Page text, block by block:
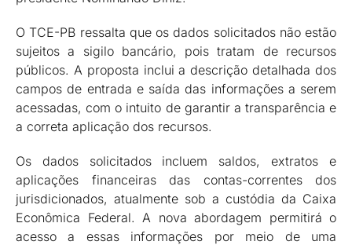
O TCE-PB ressalta que os dados solicitados não estão
sujeitos a sigilo bancário, pois tratam de recursos
públicos. A proposta inclui a descrição detalhada dos
campos de entrada e saída das informações a serem
acessadas, com o intuito de garantir a transparência e
a correta aplicação dos recursos.
Os dados solicitados incluem saldos, extratos e
aplicações financeiras das contas-correntes dos
jurisdicionados, atualmente sob a custódia da Caixa
Econômica Federal. A nova abordagem permitirá o
acesso a essas informações por meio de uma